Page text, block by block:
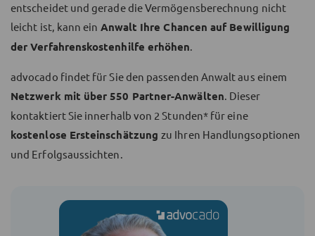
entscheidet und gerade die Vermögensberechnung nicht
leicht ist, kann ein Anwalt Ihre Chancen auf Bewilligung
der Verfahrenskostenhilfe erhöhen.
advocado findet für Sie den passenden Anwalt aus einem
Netzwerk mit über 550 Partner-Anwälten. Dieser
kontaktiert Sie innerhalb von 2 Stunden* für eine
kostenlose Ersteinschätzungzu Ihren Handlungsoptionen
und Erfolgsaussichten.